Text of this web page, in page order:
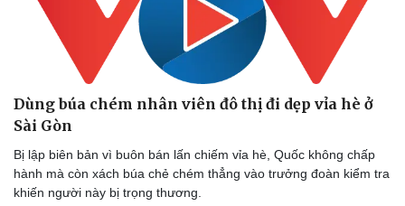
Dùng búa chém nhân viên đô thị đi dẹp vỉa hè ở
Sài Gòn
Bị lập biên bản vì buôn bán lấn chiếm vỉa hè, Quốc không chấp
hành mà còn xách búa chẻ chém thẳng vào trưởng đoàn kiểm tra
khiến người này bị trọng thương.